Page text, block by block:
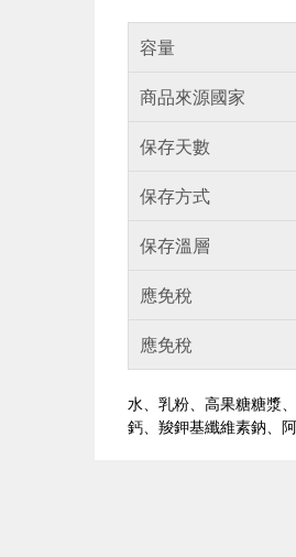
容量
商品來源國家
保存天數
保存方式
保存溫層
應免稅
應免稅
水、乳粉、高果糖糖漿
鈣、羧鉀基纖維素鈉、